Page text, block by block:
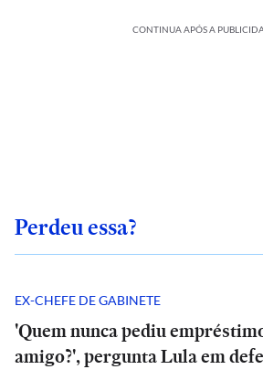
CONTINUA APÓS A
Perdeu essa?
EX-CHEFE DE GABINETE
'Quem nunca pediu
amigo?', pergunta Lula em